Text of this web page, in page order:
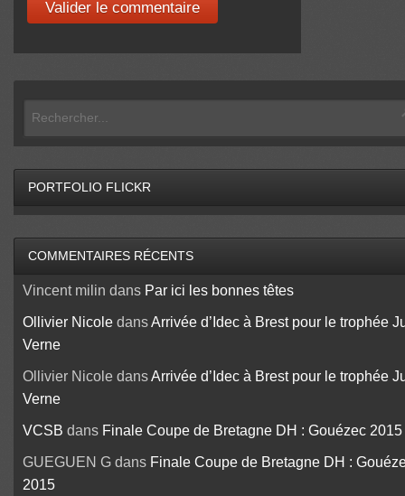
PORTFOLIO FLICKR
COMMENTAIRES RÉCENTS
Vincent milin dans Par ici les bonnes têtes
Ollivier NicoledansArrivée d’Idec à Brest pour le trophée
Verne
Ollivier NicoledansArrivée d’Idec à Brest pour le trophée
Verne
VCSB dans Finale Coupe de Bretagne DH : Gouézec 2015
GUEGUEN Gdans Finale Coupe de Bretagne DH :
2015